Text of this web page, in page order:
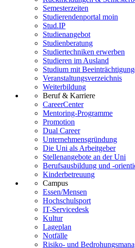
Semesterzeiten
Studierendenportal moin
Stud.IP
Studienangebot
Studienberatung
Studiertechniken erwerben
Studieren im Ausland
Studium mit
Veranstaltungsverzeichnis
Weiterbildung
Beruf & Karriere
CareerCenter
Mentoring-Programme
Promotion
Dual Career
Unternehmensgründung
Die Uni als Arbeitgeber
Stellenangebote an der Uni
Berufsausbildung und -
Kinderbetreuung
Campus
Essen/Mensen
Hochschulsport
IT-Servicedesk
Kultur
Lageplan
Notfälle
Risiko- und